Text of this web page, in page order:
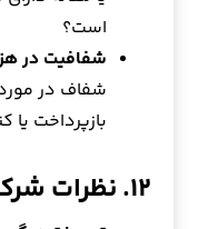
است؟
شفافیت در
شفاف در
بازپرداخت یا
۱۲. نظرات شرکت‌کنندگان و بازخوردها